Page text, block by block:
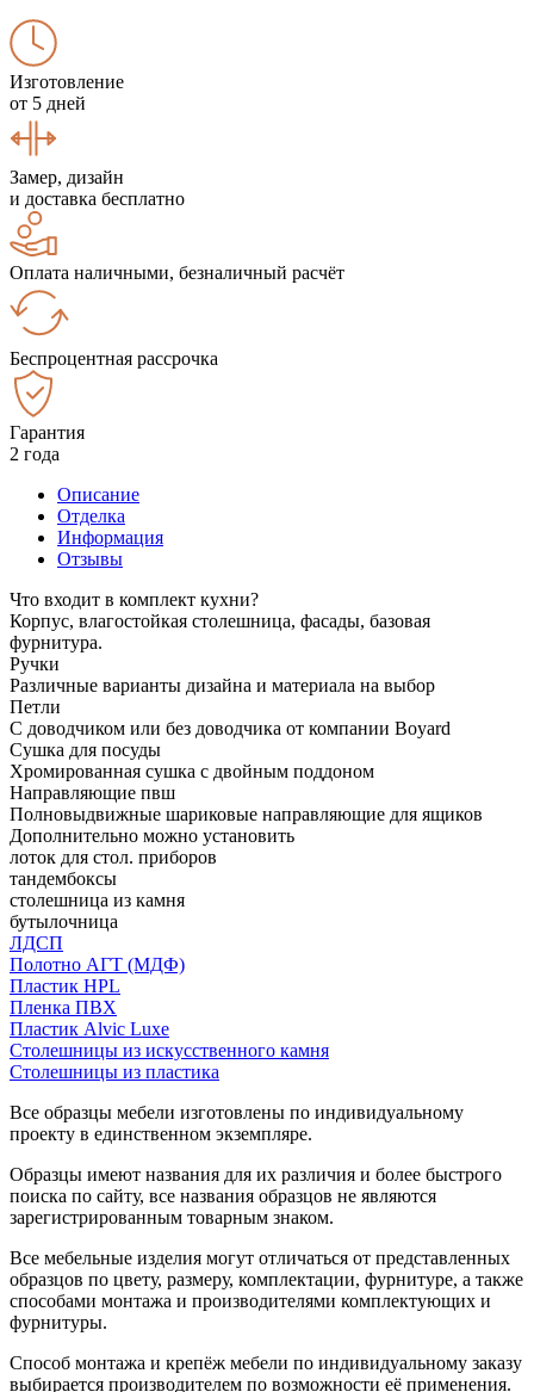
Изготовление
от 5 дней
Замер, дизайн
и доставка бесплатно
Оплата наличными, безналичный расчёт
Беспроцентная рассрочка
Гарантия
2 года
Описание
Отделка
Информация
Отзывы
Что входит в комплект кухни?
Корпус, влагостойкая столешница, фасады, базовая
фурнитура.
Ручки
Различные варианты дизайна и материала на выбор
Петли
С доводчиком или без доводчика от компании Boyard
Сушка для посуды
Хромированная сушка с двойным поддоном
Направляющие пвш
Полновыдвижные шариковые направляющие для ящиков
Дополнительно можно установить
лоток для стол. приборов
тандембоксы
столешница из камня
бутылочница
ЛДСП
Полотно АГТ (МДФ)
Пластик HPL
Пленка ПВХ
Пластик Alvic Luxe
Столешницы из искусственного камня
Столешницы из пластика
Все образцы мебели изготовлены по индивидуальному
проекту в единственном экземпляре.
Образцы имеют названия для их различия и более быстрого
поиска по сайту, все названия образцов не являются
зарегистрированным товарным знаком.
Все мебельные изделия могут отличаться от представленных
образцов по цвету, размеру, комплектации, фурнитуре, а также
способами монтажа и производителями комплектующих и
фурнитуры.
Способ монтажа и крепёж мебели по индивидуальному заказу
выбирается производителем по возможности её применения.